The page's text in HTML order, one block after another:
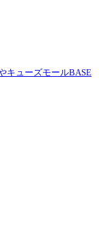
キューズモールBASE